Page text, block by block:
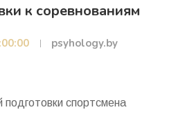
к соревнованиям
psyhology.by